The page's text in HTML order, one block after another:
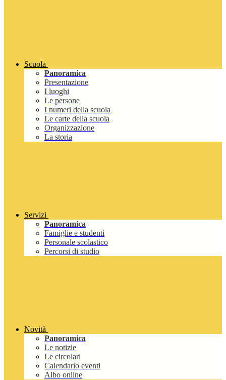
Scuola
Panoramica
Presentazione
I luoghi
Le persone
I numeri della scuola
Le carte della scuola
Organizzazione
La storia
Servizi
Panoramica
Famiglie e studenti
Personale scolastico
Percorsi di studio
Novità
Panoramica
Le notizie
Le circolari
Calendario eventi
Albo online